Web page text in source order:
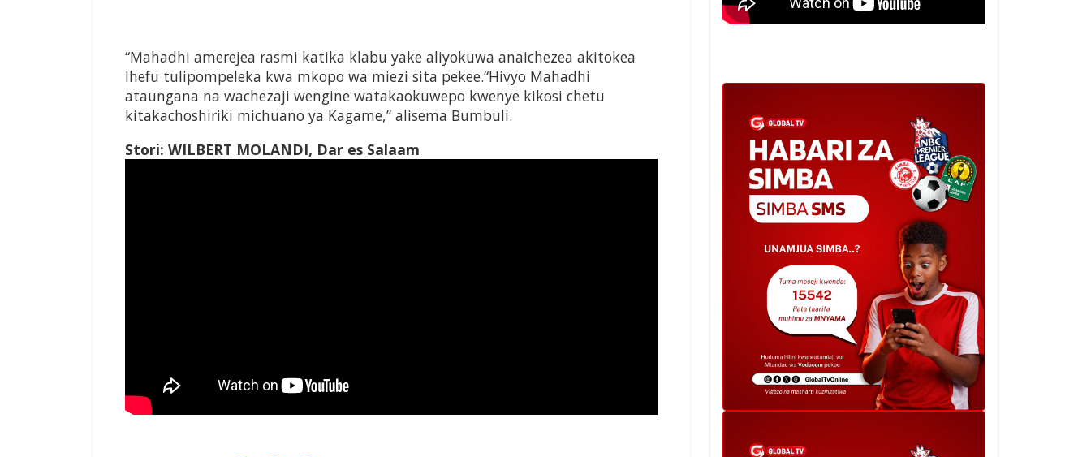
“Mahadhi amerejea rasmi katika klabu yake aliyokuwa anaichezea akitokea
Ihefu tulipompeleka kwa mkopo wa miezi sita pekee.“Hivyo Mahadhi
ataungana na wachezaji wengine watakaokuwepo kwenye kikosi chetu
kitakachoshiriki michuano ya Kagame,” alisema Bumbuli.
Stori: WILBERT MOLANDI, Dar es Salaam